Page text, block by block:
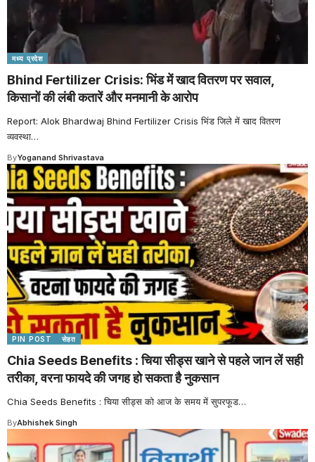
मध्य प्रदेश
Bhind Fertilizer Crisis: भिंड में खाद वितरण पर सवाल,
किसानों की लंबी कतारें और मनमानी के आरोप
Report: Alok Bhardwaj Bhind Fertilizer Crisis भिंड जिले में खाद वितरण
व्यवस्था…
ByYoganand Shrivastava
PIN POST सेहत
Chia Seeds Benefits : चिया सीड्स खाने से पहले जान लें सही
तरीका, वरना फायदे की जगह हो सकता है नुकसान
Chia Seeds Benefits : चिया सीड्स को आज के समय में सुपरफूड…
ByAbhishek Singh